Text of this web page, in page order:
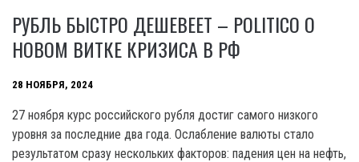
РУБЛЬ БЫСТРО ДЕШЕВЕЕТ – POLITICO О
НОВОМ ВИТКЕ КРИЗИСА В РФ
28 НОЯБРЯ, 2024
27 ноября курс российского рубля достиг самого низкого
уровня за последние два года. Ослабление валюты стало
результатом сразу нескольких факторов: падения цен на нефть,